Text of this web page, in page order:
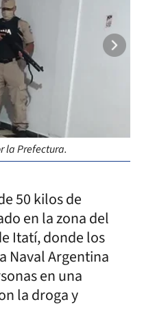
la Prefectura.
50 kilos de
en la zona del
Itatí, donde los
Naval Argentina
en una
la droga y